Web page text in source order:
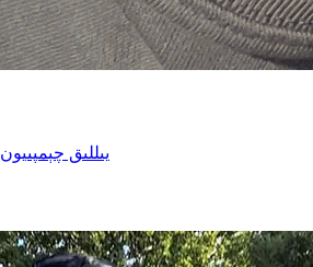
J.loj Tincan 2023-يىللىق چېمپىيون